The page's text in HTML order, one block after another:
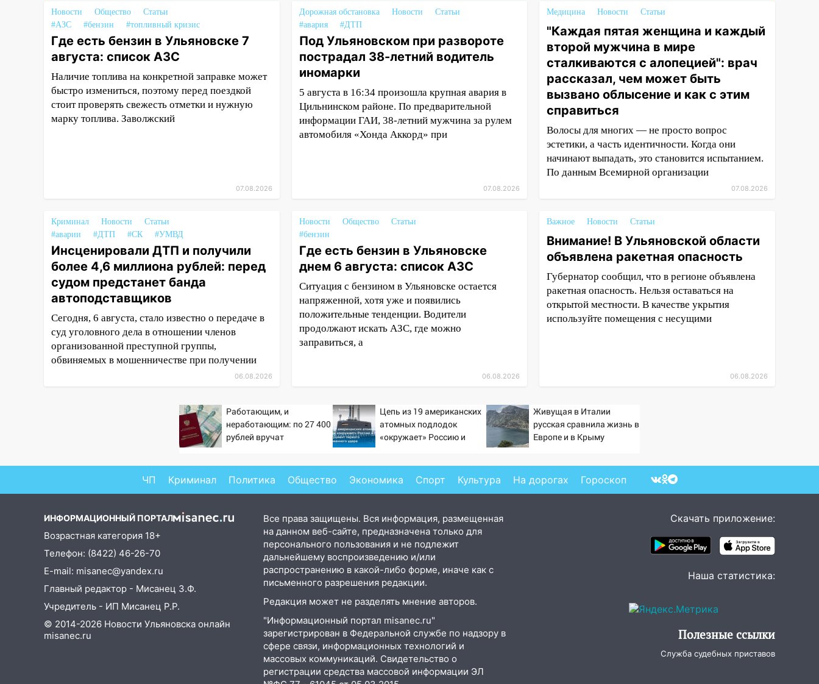
11:38
В Ленинском районе
пожар полностью уничтожил
дачный дом и сарай
11:38 В Госдуме предложили
отменить ЕГЭ с 2027 года
11:25 В Ульяновске ИИ будет
выявлять нарушителей на
контейнерных площадках
памятную доску декабристу
Кондратию Рылееву
10:40 В Ульяновске спасатели
ночью нашли потерявшегося в
заброшенных садах 79-летнего
мужчину
10:26 На нескольких улицах
Ульяновска временно
отключили холодную воду
В Ульяновске двоих
Ночью беспилотники
09:41 Диана Шурыгина
09:35 В Ульяновске директора
фирмы будут судить за
неуплату налогов на 48 млн
рублей
08:22
Подросток на питбайке
сбил велосипедистку:
пострадали двое
07:20 Жара возвращается:
Новости Общество
Статьи
#АЗС
#бензин #топливный кризис
Где есть бензин в Ульяновске 7
августа: список АЗС
Наличие топлива на конкретной заправке может
быстро измениться, поэтому перед поездкой
стоит проверять свежесть отметки и нужную
марку топлива. Заволжский
07.08.2026
Дорожная обстановка Новости
Статьи
#авария
#ДТП
Под Ульяновском при развороте
пострадал 38-летний водитель
иномарки
5 августа в 16:34 произошла крупная авария в
Цильнинском районе. По предварительной
информации ГАИ, 38-летний мужчина за рулем
автомобиля «Хонда Аккорд» при
07.08.2026
Медицина Новости Статьи
"Каждая пятая женщина и каждый
второй мужчина в мире
сталкиваются с алопецией": врач
рассказал, чем может быть
вызвано облысение и как с этим
справиться
Волосы для многих — не просто вопрос
эстетики, а часть идентичности. Когда они
начинают выпадать, это становится испытанием.
По данным Всемирной организации
07.08.2026
Криминал Новости
Статьи
#аварии
#ДТП #СК #УМВД
Инсценировали ДТП и получили
более 4,6 миллиона рублей: перед
судом предстанет банда
автоподставщиков
Сегодня, 6 августа, стало известно о передаче в
суд уголовного дела в отношении членов
организованной преступной группы,
обвиняемых в мошенничестве при получении
06.08.2026
Новости Общество
Статьи
#бензин
Где есть бензин в Ульяновске
днем 6 августа: список АЗС
Ситуация с бензином в Ульяновске остается
напряженной, хотя уже и появились
положительные тенденции. Водители
продолжают искать АЗС, где можно
заправиться, а
06.08.2026
Важное Новости Статьи
Внимание! В Ульяновской области
объявлена ракетная опасность
Губернатор сообщил, что в регионе объявлена
ракетная опасность. Нельзя оставаться на
открытой местности. В качестве укрытия
используйте помещения с несущими
06.08.2026
Работающим, и
неработающим: по 27 400
рублей вручат
Цепь из 19 американских
атомных подлодок
«окружает» Россию и
удара
Живущая в Италии
русская сравнила жизнь в
Европе и в Крыму
ЧП Криминал Политика Общество Экономика Спорт Культура На дорогах Гороскоп
ИНФОРМАЦИОННЫЙ ПОРТАЛ
Возрастная категория 18+
Телефон: (8422) 46-26-70
E-mail: misanec@yandex.ru
Главный редактор - Мисанец З.Ф.
Учредитель - ИП Мисанец Р.Р.
© 2014-2026 Новости Ульяновска онлайн
misanec.ru
Все права защищены. Вся информация, размещенная
на данном веб-сайте, предназначена только для
персонального пользования и не подлежит
дальнейшему воспроизведению и/или
распространению в какой-либо форме, иначе как с
письменного разрешения редакции.
Редакция может не разделять мнение авторов.
"Информационный портал misanec.ru"
зарегистрирован в Федеральной службе по надзору в
сфере связи, информационных технологий и
массовых коммуникаций. Свидетельство о
регистрации средства массовой информации ЭЛ
Скачать приложение:
Наша статистика:
Полезные ссылки
Служба судебных приставов